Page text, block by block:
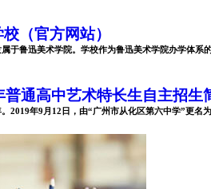
（官方网站）
于鲁迅美术学院。学校作为鲁迅美术学院办学体系
通高中艺术特长生自主招生
2019年9月12日，由“广州市从化区第六中学”更名